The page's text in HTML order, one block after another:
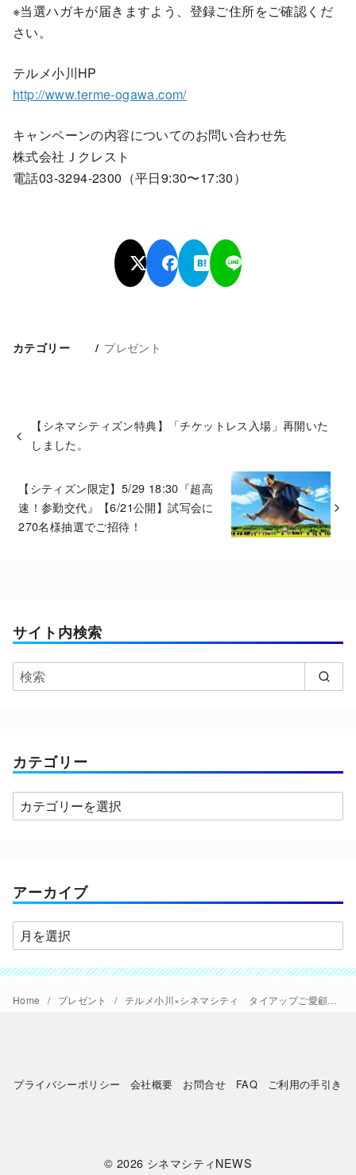
※当選ハガキが届きますよう、登録ご住所をご確認くだ
さい。
テルメ小川HP
http://www.terme-ogawa.com/
キャンペーンの内容についてのお問い合わせ先
株式会社Ｊクレスト
電話03-3294-2300（平日9:30〜17:30）
カテゴリー プレゼント
【シネマシティズン特典】「チケットレス入場」再開いた
しました。
【シティズン限定】5/29 18:30『超高
速！参勤交代』【6/21公開】試写会に
270名様抽選でご招待！
サイト内検索
カテゴリー
カ
テ
ー
アーカイブ
ア
ー
カ
イ
Home プレゼント テルメ小川×シネマシティ タイアップご愛顧感謝プレゼントキャンペーン
プライバシーポリシー 会社概要 お問合せ FAQ ご利用の手引き
© 2026 シネマシティNEWS